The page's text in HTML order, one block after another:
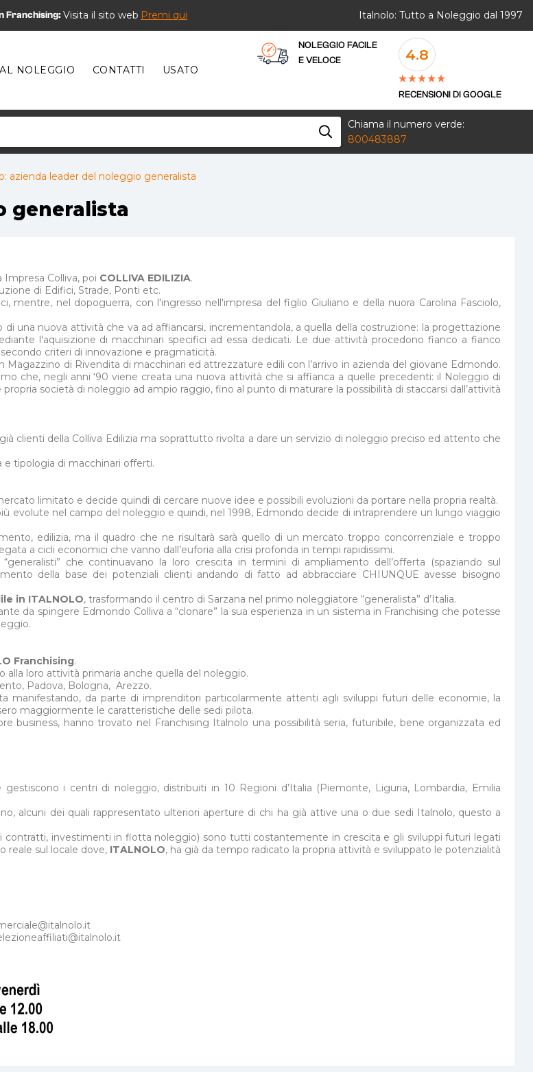
Franchising:Visita il sito web Premi qui Italnolo: Tutto a Noleggio dal 1997
NOLEGGIO CONTATTI USATO
NOLEGGIO FACILE
E VELOCE
4.8
RECENSIONI DI GOOGLE
Chiama il numero verde:
800483887
azienda leader del noleggio generalista
generalista
Colliva, poi COLLIVA EDILIZIA.
di Edifici, Strade, Ponti etc.
nel dopoguerra, con l'ingresso nell'impresa del figlio Giuliano e della nuora Carolina Fasciolo,
una nuova attività che va ad affiancarsi, incrementandola, a quella della costruzione: la progettazione
l'aquisizione di macchinari specifici ad essa dedicati. Le due attività procedono fianco a fianco
criteri di innovazione e pragmaticità.
di Rivendita di macchinari ed attrezzature edili con l’arrivo in azienda del giovane Edmondo.
che, negli anni ‘90 viene creata una nuova attività che si affianca a quelle precedenti: il Noleggio di
società di noleggio ad ampio raggio, fino al punto di maturare la possibilità di staccarsi dall’attività
clienti della Colliva Edilizia ma soprattutto rivolta a dare un servizio di noleggio preciso ed attento che
tipologia di macchinari offerti.
limitato e decide quindi di cercare nuove idee e possibili evoluzioni da portare nella propria realtà.
evolute nel campo del noleggio e quindi, nel 1998, Edmondo decide di intraprendere un lungo viaggio
edilizia, ma il quadro che ne risultarà sarà quello di un mercato troppo concorrenziale e troppo
a cicli economici che vanno dall’euforia alla crisi profonda in tempi rapidissimi.
che continuavano la loro crescita in termini di ampliamento dell’offerta (spaziando sul
della base dei potenziali clienti andando di fatto ad abbracciare CHIUNQUE avesse bisogno
in ITALNOLO, trasformando il centro di Sarzana nel primo noleggiatore “generalista” d’Italia.
da spingere Edmondo Colliva a “clonare” la sua esperienza in un sistema in Franchising che potesse
Franchising.
alla loro attività primaria anche quella del noleggio.
Padova, Bologna, Arezzo.
manifestando, da parte di imprenditori particolarmente attenti agli sviluppi futuri delle economie, la
maggiormente le caratteristiche delle sedi pilota.
business, hanno trovato nel Franchising Italnolo una possibilità seria, futuribile, bene organizzata ed
i centri di noleggio, distribuiti in 10 Regioni d’Italia (Piemonte, Liguria, Lombardia, Emilia
alcuni dei quali rappresentato ulteriori aperture di chi ha già attive una o due sedi Italnolo, questo a
investimenti in flotta noleggio) sono tutti costantemente in crescita e gli sviluppi futuri legati
reale sul locale dove, ITALNOLO, ha già da tempo radicato la propria attività e sviluppato le potenzialità